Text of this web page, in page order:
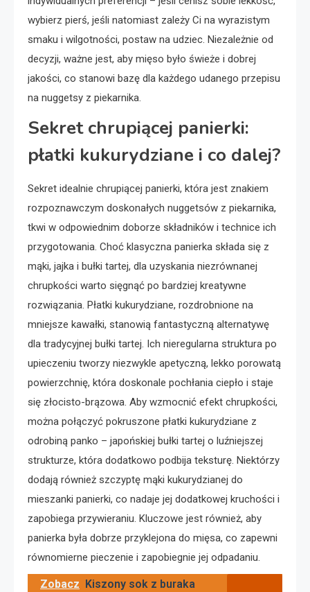
wybierz pierś, jeśli natomiast zależy Ci na wyrazistym
smaku i wilgotności, postaw na udziec. Niezależnie od
decyzji, ważne jest, aby mięso było świeże i dobrej
jakości, co stanowi bazę dla każdego udanego przepisu
na nuggetsy z piekarnika.
Sekret chrupiącej panierki:
płatki kukurydziane i co dalej?
Sekret idealnie chrupiącej panierki, która jest znakiem
rozpoznawczym doskonałych nuggetsów z piekarnika,
tkwi w odpowiednim doborze składników i technice ich
przygotowania. Choć klasyczna panierka składa się z
mąki, jajka i bułki tartej, dla uzyskania niezrównanej
chrupkości warto sięgnąć po bardziej kreatywne
rozwiązania. Płatki kukurydziane, rozdrobnione na
mniejsze kawałki, stanowią fantastyczną alternatywę
dla tradycyjnej bułki tartej. Ich nieregularna struktura po
upieczeniu tworzy niezwykle apetyczną, lekko porowatą
powierzchnię, która doskonale pochłania ciepło i staje
się złocisto-brązowa. Aby wzmocnić efekt chrupkości,
można połączyć pokruszone płatki kukurydziane z
odrobiną panko – japońskiej bułki tartej o luźniejszej
strukturze, która dodatkowo podbija teksturę. Niektórzy
dodają również szczyptę mąki kukurydzianej do
mieszanki panierki, co nadaje jej dodatkowej kruchości i
zapobiega przywieraniu. Kluczowe jest również, aby
panierka była dobrze przyklejona do mięsa, co zapewni
równomierne pieczenie i zapobiegnie jej odpadaniu.
Zobacz
Kiszony sok z buraka